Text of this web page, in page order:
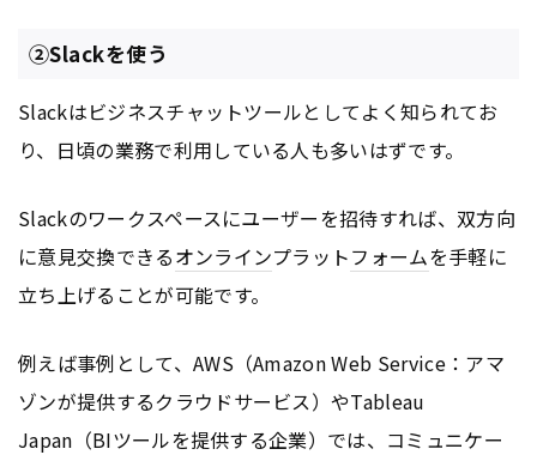
②Slackを使う
Slackはビジネスチャットツールとしてよく知られてお
り、日頃の業務で利用している人も多いはずです。
Slackのワークスペースにユーザーを招待すれば、双方向
に意見交換できるオンラインプラットフォームを手軽に
立ち上げることが可能です。
例えば事例として、AWS（Amazon Web Service：アマ
ゾンが提供するクラウドサービス）やTableau
Japan（BIツールを提供する企業）では、コミュニケー